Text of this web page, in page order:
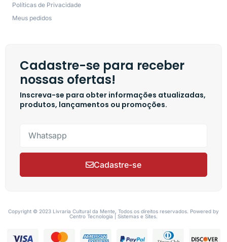
Políticas de Privacidade
Meus pedidos
Cadastre-se para receber
nossas ofertas!
Inscreva-se para obter informações atualizadas,
produtos, lançamentos ou promoções.
Cadastre-se
Copyright © 2023 Livraria Cultural da Mente, Todos os direitos reservados. Powered by
Centro Tecnologia | Sistemas e Sites.